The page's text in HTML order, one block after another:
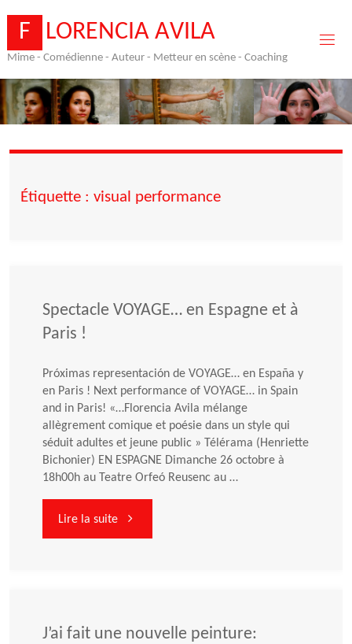
content
F LORENCIA AVILA
Mime - Comédienne - Auteur - Metteur en scène - Coaching
Étiquette :visual performance
Spectacle VOYAGE… en Espagne et à
Paris !
Próximas representación de VOYAGE… en España y
en Paris ! Next performance of VOYAGE… in Spain
and in Paris! «…Florencia Avila mélange
allègrement comique et poésie dans un style qui
séduit adultes et jeune public » Télérama (Henriette
Bichonier) EN ESPAGNE Dimanche 26 octobre à
18h00h au Teatre Orfeó Reusenc au …
Lire la suite"Spectacle
Espagne
J’ai fait une nouvelle peinture: